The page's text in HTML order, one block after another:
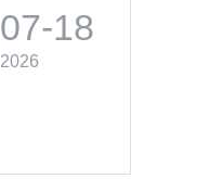
07-18
2026